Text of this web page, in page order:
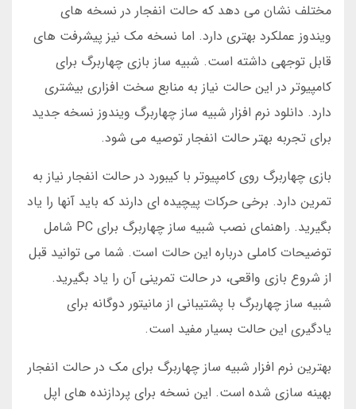
مختلف نشان می دهد که حالت انفجار در نسخه های
ویندوز عملکرد بهتری دارد. اما نسخه مک نیز پیشرفت های
قابل توجهی داشته است. شبیه ساز بازی چهاربرگ برای
کامپیوتر در این حالت نیاز به منابع سخت افزاری بیشتری
دارد. دانلود نرم افزار شبیه ساز چهاربرگ ویندوز نسخه جدید
برای تجربه بهتر حالت انفجار توصیه می شود.
بازی چهاربرگ روی کامپیوتر با کیبورد در حالت انفجار نیاز به
تمرین دارد. برخی حرکات پیچیده ای دارند که باید آنها را یاد
بگیرید. راهنمای نصب شبیه ساز چهاربرگ برای PC شامل
توضیحات کاملی درباره این حالت است. شما می توانید قبل
از شروع بازی واقعی، در حالت تمرینی آن را یاد بگیرید.
شبیه ساز چهاربرگ با پشتیبانی از مانیتور دوگانه برای
یادگیری این حالت بسیار مفید است.
بهترین نرم افزار شبیه ساز چهاربرگ برای مک در حالت انفجار
بهینه سازی شده است. این نسخه برای پردازنده های اپل